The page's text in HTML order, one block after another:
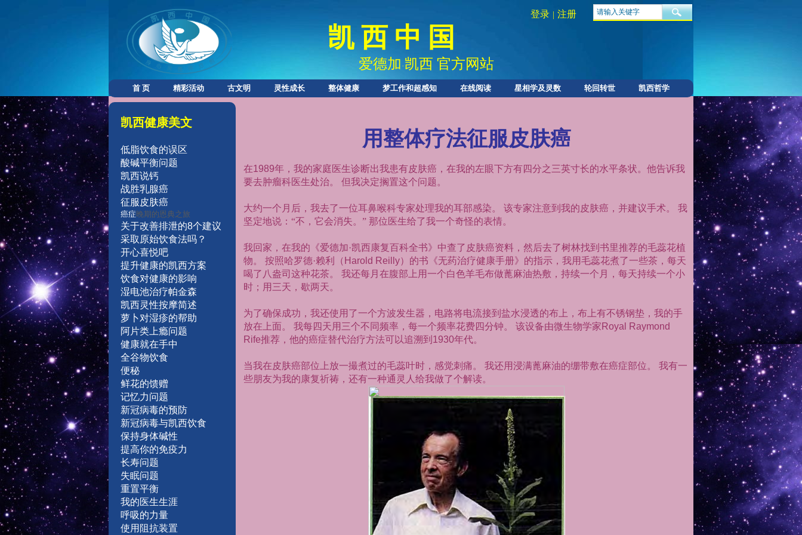
首 页 精彩活动 古文明 灵性成长 整体健康 梦工作和超感知 在线阅读 星相学及灵数 轮回转世 凯西哲学
凯 西 中 国
登录 注册
爱德加 · 凯西 官方网站
凯西健康美文
低脂饮食的误区
酸碱平衡问题
凯西说钙
战胜乳腺癌
征服皮肤癌
癌症晚期的恩典之旅
关于改善排泄的8个建议
采取原始饮食法吗？
开心喜悦吧
提升健康的凯西方案
饮食对健康的影响
湿电池治疗帕金森
凯西灵性按摩简述
萝卜对湿疹的帮助
阿片类上瘾问题
健康就在手中
全谷物饮食
便秘
鲜花的馈赠
记忆力问题
新冠病毒的预防
新冠病毒与凯西饮食
保持身体碱性
提高你的免疫力
长寿问题
失眠问题
重置平衡
我的医生生涯
呼吸的力量
使用 阻抗装置
用整体疗法征服皮肤癌
在1989年，我的家庭医生诊断出我患有皮肤癌，在我的左眼下方有四分之三英寸长的水平条状。他告诉我
要去肿瘤科医生处治。
但我决定搁置这个问题。
大约一个月后，我去了一位耳鼻喉科专家处理我的耳部感染。 该专家注意到我的皮肤癌，并建议手术。
我
坚定地说：“不，它会消失。” 那位医生给了我一个奇怪的表情。
我回家，在我的《爱德加·凯西康复百科全书》中查了皮肤癌资料，然后去了树林找到书里推荐的毛蕊花植
物。
按照哈罗德·赖利（ Harold Reilly）的书《无药治疗健康手册》的指示，我用毛蕊花煮了一些茶，每天
喝了八盎司这种花茶。
我还每月在腹部上用一个白色羊毛布做蓖麻油热敷，持续一个月，每天持续一个小
时；用三天，歇两天。
为了确保成功，我还使用了一个方波发生器，电路将电流接到盐水浸透的布上，布上有不锈钢垫，我的手
放在上面。
我每四天用三个不同频率，每一个频率花费四分钟。 该设备由微生物学家 Royal Raymond
Rife推荐，他的癌症替代治疗方法可以追溯到 1930年代。
当我在皮肤癌部位上放一撮煮过的毛蕊叶时，感觉刺痛。 我还用浸满蓖麻油的绷带敷在癌症部位。
我有一
些朋友为我的康复祈祷，还有一种通灵人给我做了个解读。